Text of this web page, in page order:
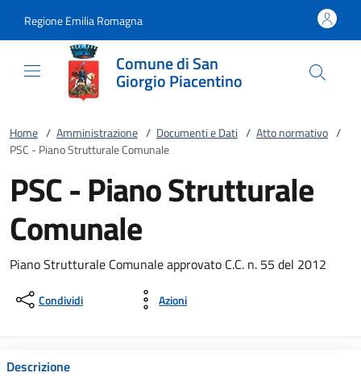
Regione Emilia Romagna
Comune di San
Giorgio Piacentino
Home / Amministrazione / Documenti e Dati / Atto normativo /
PSC - Piano Strutturale Comunale
PSC - Piano Strutturale
Comunale
Piano Strutturale Comunale approvato C.C. n. 55 del 2012
Condividi Azioni
Descrizione